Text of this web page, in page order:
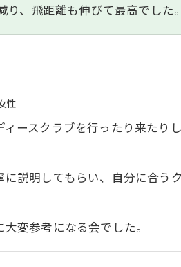
り、飛距離も伸びて最高でした。
性
ィースクラブを行ったり来たり
に説明してもらい、自分に合う
変参考になる会でした。